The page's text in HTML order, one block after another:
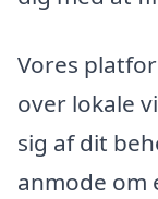
Vores
over lokale
sig af dit
anmode om